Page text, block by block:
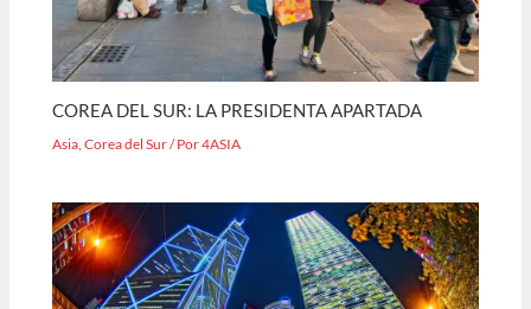
COREA DEL SUR: LA PRESIDENTA APARTADA
Asia ,Corea del Sur/ Por4ASIA